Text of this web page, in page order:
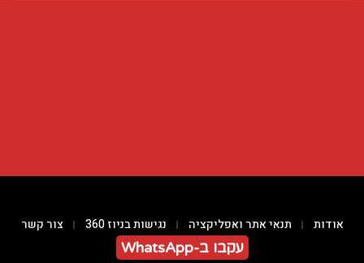
אודות תנאי אתר ואפליקציה נגישות בניוז 360 צור קשר
עקבו ב-WhatsApp